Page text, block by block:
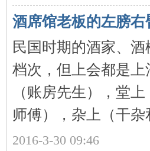
酒席馆老板的左膀
民国时期的酒家、
档次，但上会都是
（账房先生），堂
师傅），杂上（干
2016-3-30 09:46